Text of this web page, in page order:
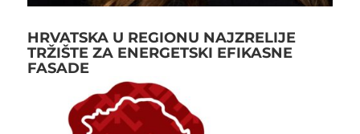
HRVATSKA U REGIONU NAJZRELIJE
TRŽIŠTE ZA ENERGETSKI EFIKASNE
FASADE